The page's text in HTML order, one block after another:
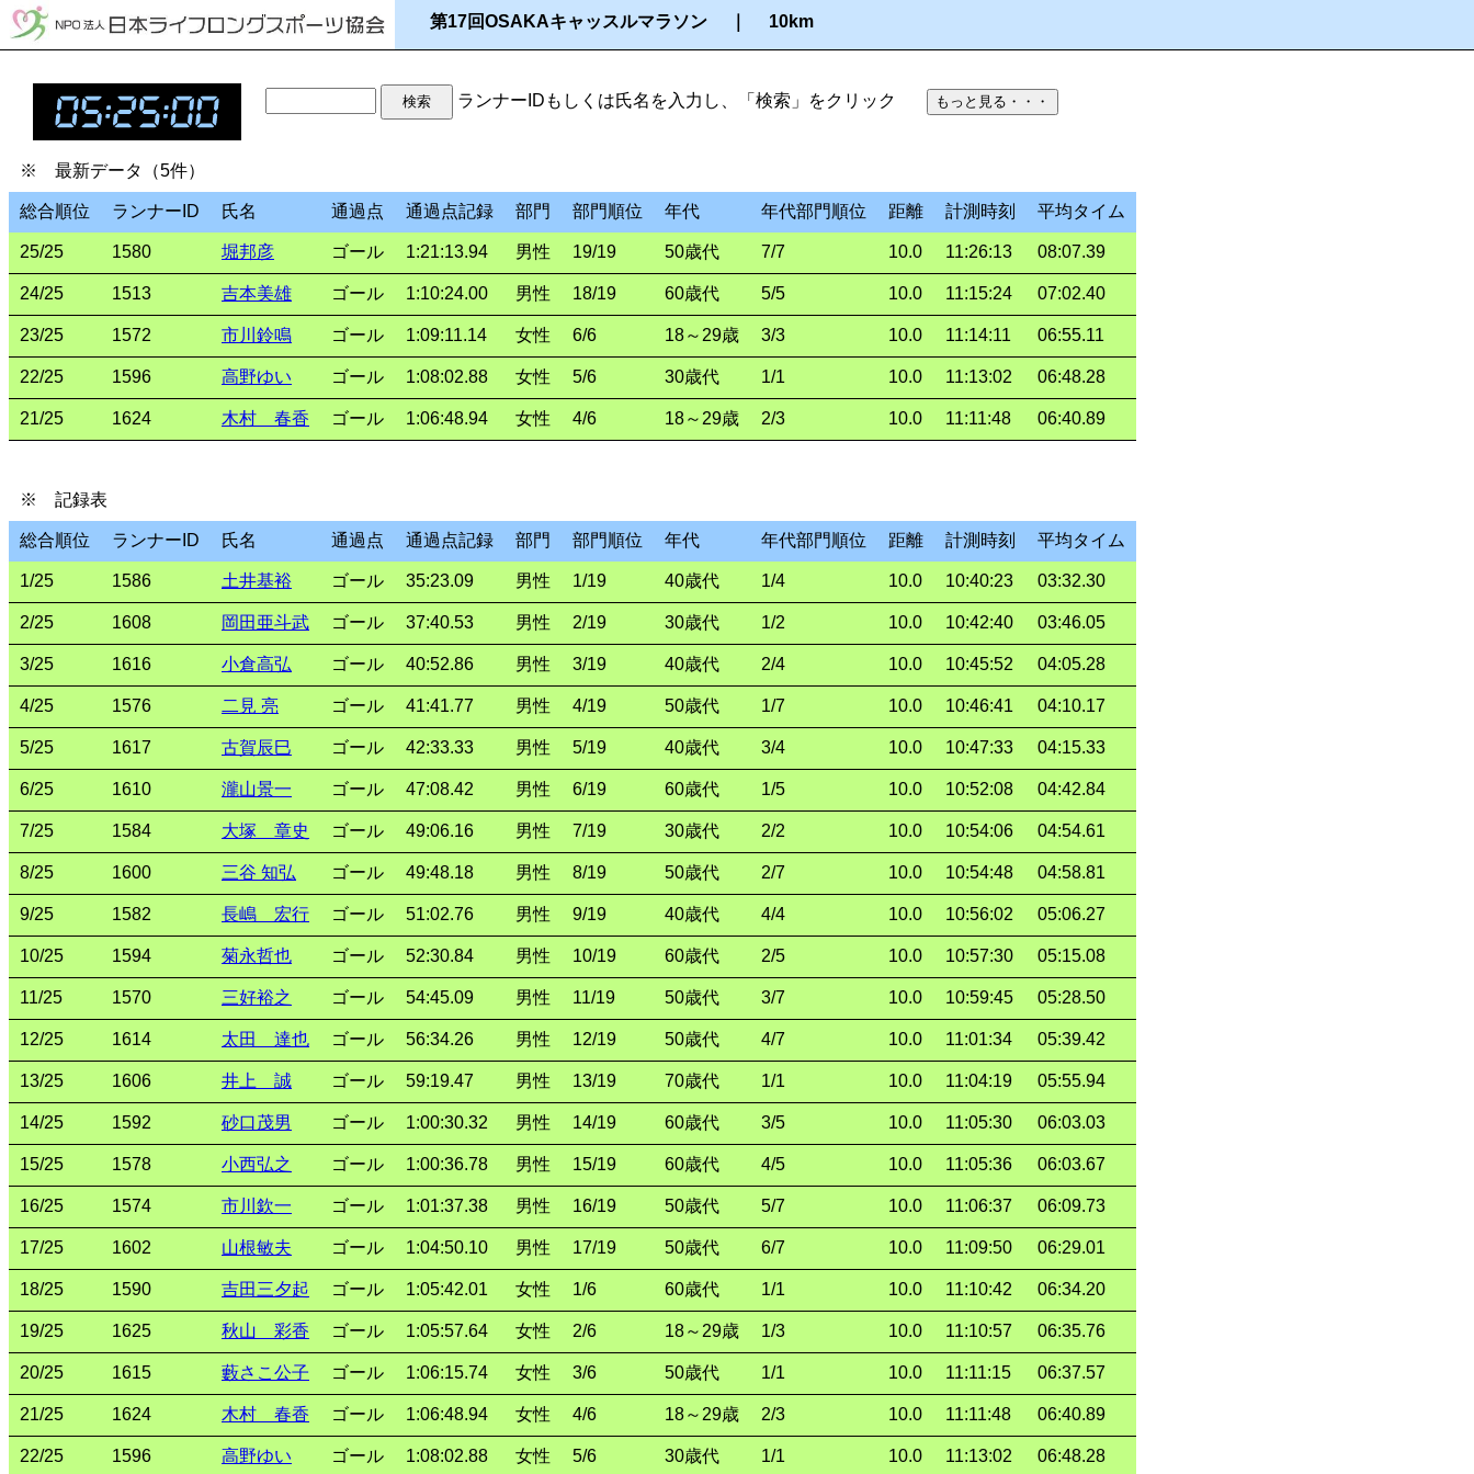
第17回OSAKAキャッスルマラソン ｜ 10km
ランナーIDもしくは氏名を入力し、「検索」をクリック もっと見る・・・
※ 最新データ（5件）
総合順位 ランナーID 氏名 通過点 通過点記録 部門 部門順位 年代 年代部門順位 距離 計測時刻 平均タイム
25/25 1580 堀邦彦 ゴール 1:21:13.94 男性 19/19 50歳代 7/7 10.0 11:26:13 08:07.39
24/25 1513 吉本美雄 ゴール 1:10:24.00 男性 18/19 60歳代 5/5 10.0 11:15:24 07:02.40
23/25 1572 市川鈴鳴 ゴール 1:09:11.14 女性 6/6 18～29歳 3/3 10.0 11:14:11 06:55.11
22/25 1596 高野ゆい ゴール 1:08:02.88 女性 5/6 30歳代 1/1 10.0 11:13:02 06:48.28
21/25 1624 木村 春香 ゴール 1:06:48.94 女性 4/6 18～29歳 2/3 10.0 11:11:48 06:40.89
※ 記録表
総合順位 ランナーID 氏名 通過点 通過点記録 部門 部門順位 年代 年代部門順位 距離 計測時刻 平均タイム
1/25 1586 土井基裕 ゴール 35:23.09 男性 1/19 40歳代 1/4 10.0 10:40:23 03:32.30
2/25 1608 岡田亜斗武 ゴール 37:40.53 男性 2/19 30歳代 1/2 10.0 10:42:40 03:46.05
3/25 1616 小倉高弘 ゴール 40:52.86 男性 3/19 40歳代 2/4 10.0 10:45:52 04:05.28
4/25 1576 二見 亮 ゴール 41:41.77 男性 4/19 50歳代 1/7 10.0 10:46:41 04:10.17
5/25 1617 古賀辰巳 ゴール 42:33.33 男性 5/19 40歳代 3/4 10.0 10:47:33 04:15.33
6/25 1610 瀧山景一 ゴール 47:08.42 男性 6/19 60歳代 1/5 10.0 10:52:08 04:42.84
7/25 1584 大塚 章史 ゴール 49:06.16 男性 7/19 30歳代 2/2 10.0 10:54:06 04:54.61
8/25 1600 三谷 知弘 ゴール 49:48.18 男性 8/19 50歳代 2/7 10.0 10:54:48 04:58.81
9/25 1582 長嶋 宏行 ゴール 51:02.76 男性 9/19 40歳代 4/4 10.0 10:56:02 05:06.27
10/25 1594 菊永哲也 ゴール 52:30.84 男性 10/19 60歳代 2/5 10.0 10:57:30 05:15.08
11/25 1570 三好裕之 ゴール 54:45.09 男性 11/19 50歳代 3/7 10.0 10:59:45 05:28.50
12/25 1614 太田 達也 ゴール 56:34.26 男性 12/19 50歳代 4/7 10.0 11:01:34 05:39.42
13/25 1606 井上 誠 ゴール 59:19.47 男性 13/19 70歳代 1/1 10.0 11:04:19 05:55.94
14/25 1592 砂口茂男 ゴール 1:00:30.32 男性 14/19 60歳代 3/5 10.0 11:05:30 06:03.03
15/25 1578 小西弘之 ゴール 1:00:36.78 男性 15/19 60歳代 4/5 10.0 11:05:36 06:03.67
16/25 1574 市川欽一 ゴール 1:01:37.38 男性 16/19 50歳代 5/7 10.0 11:06:37 06:09.73
17/25 1602 山根敏夫 ゴール 1:04:50.10 男性 17/19 50歳代 6/7 10.0 11:09:50 06:29.01
18/25 1590 吉田三夕起 ゴール 1:05:42.01 女性 1/6 60歳代 1/1 10.0 11:10:42 06:34.20
19/25 1625 秋山 彩香 ゴール 1:05:57.64 女性 2/6 18～29歳 1/3 10.0 11:10:57 06:35.76
20/25 1615 藪さこ公子 ゴール 1:06:15.74 女性 3/6 50歳代 1/1 10.0 11:11:15 06:37.57
21/25 1624 木村 春香 ゴール 1:06:48.94 女性 4/6 18～29歳 2/3 10.0 11:11:48 06:40.89
22/25 1596 高野ゆい ゴール 1:08:02.88 女性 5/6 30歳代 1/1 10.0 11:13:02 06:48.28